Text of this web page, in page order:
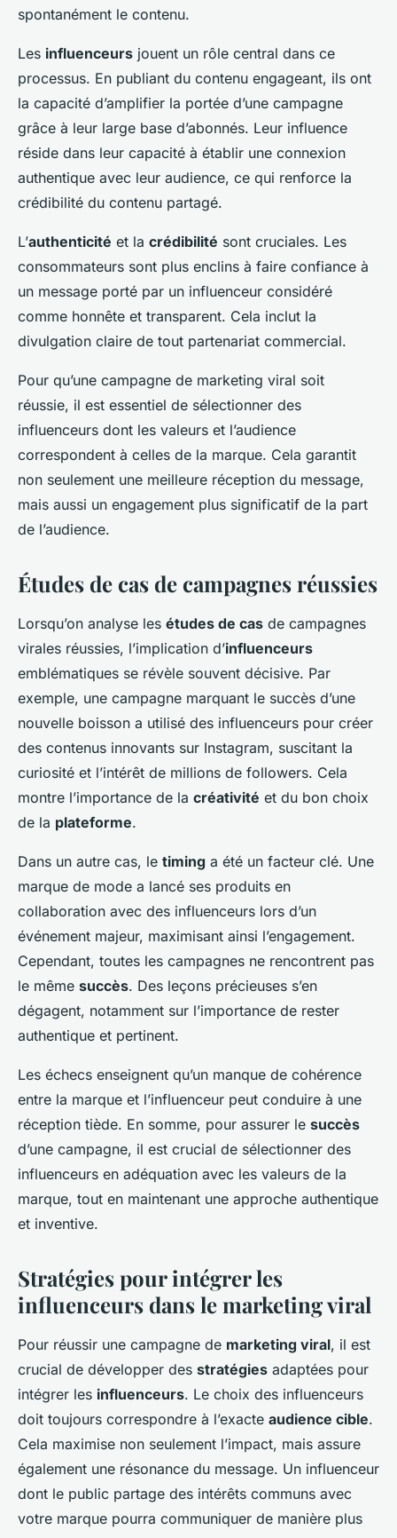
spontanément le contenu.
Les influenceurs jouent un rôle central dans ce
processus. En publiant du contenu engageant, ils ont
la capacité d’amplifier la portée d’une campagne
grâce à leur large base d’abonnés. Leur influence
réside dans leur capacité à établir une connexion
authentique avec leur audience, ce qui renforce la
crédibilité du contenu partagé.
L’authenticité et la crédibilité sont cruciales. Les
consommateurs sont plus enclins à faire confiance à
un message porté par un influenceur considéré
comme honnête et transparent. Cela inclut la
divulgation claire de tout partenariat commercial.
Pour qu’une campagne de marketing viral soit
réussie, il est essentiel de sélectionner des
influenceurs dont les valeurs et l’audience
correspondent à celles de la marque. Cela garantit
non seulement une meilleure réception du message,
mais aussi un engagement plus significatif de la part
de l’audience.
Études de cas de campagnes réussies
Lorsqu’on analyse les études de cas de campagnes
virales réussies, l’implication d’influenceurs
emblématiques se révèle souvent décisive. Par
exemple, une campagne marquant le succès d’une
nouvelle boisson a utilisé des influenceurs pour créer
des contenus innovants sur Instagram, suscitant la
curiosité et l’intérêt de millions de followers. Cela
montre l’importance de la créativité et du bon choix
de la plateforme.
Dans un autre cas, le timing a été un facteur clé. Une
marque de mode a lancé ses produits en
collaboration avec des influenceurs lors d’un
événement majeur, maximisant ainsi l’engagement.
Cependant, toutes les campagnes ne rencontrent pas
le même succès. Des leçons précieuses s’en
dégagent, notamment sur l’importance de rester
authentique et pertinent.
Les échecs enseignent qu’un manque de cohérence
entre la marque et l’influenceur peut conduire à une
réception tiède. En somme, pour assurer le succès
d’une campagne, il est crucial de sélectionner des
influenceurs en adéquation avec les valeurs de la
marque, tout en maintenant une approche authentique
et inventive.
Stratégies pour intégrer les
influenceurs dans le marketing viral
Pour réussir une campagne de marketing viral, il est
crucial de développer des stratégies adaptées pour
intégrer les influenceurs. Le choix des influenceurs
doit toujours correspondre à l’exacte audience cible.
Cela maximise non seulement l’impact, mais assure
également une résonance du message. Un influenceur
dont le public partage des intérêts communs avec
votre marque pourra communiquer de manière plus